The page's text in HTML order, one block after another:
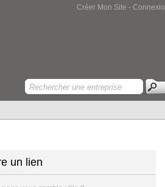
Créer Mon Site -
un lien